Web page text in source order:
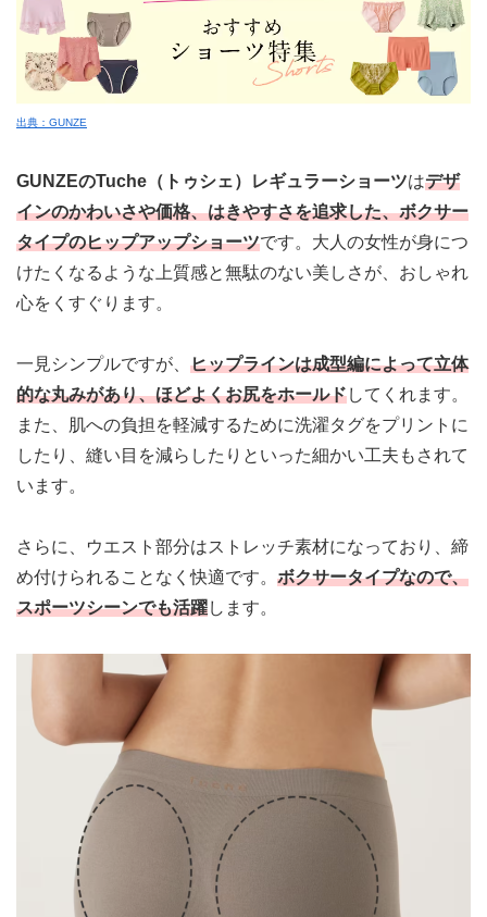
出典：GUNZE
GUNZEのTuche（トゥシェ）レギュラーショーツはデザ
インのかわいさや価格、はきやすさを追求した、ボクサー
タイプのヒップアップショーツです。 大人の女性が身につ
けたくなるような上質感と無駄のない美しさが、おしゃれ
心をくすぐります。
一見シンプルですが、 ヒップラインは成型編によって立体
的な丸みがあり、ほどよくお尻をホールドしてくれます。
また、肌への負担を軽減するために洗濯タグをプリントに
したり、縫い目を減らしたりといった細かい工夫もされて
います。
さらに、ウエスト部分はストレッチ素材になっており、締
め付けられることなく快適です。 ボクサータイプなので、
スポーツシーンでも活躍します。